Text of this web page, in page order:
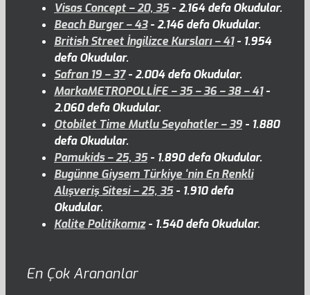
Visas Concept – 20, 35- 2.164 defa Okudular.
Beach Burger – 43- 2.146 defa Okudular.
British Street İngilizce Kursları – 41- 1.954
defa Okudular.
Safran 19 – 37- 2.004 defa Okudular.
MarkaMETROPOLLİFE – 35 – 36 – 38 – 41-
2.060 defa Okudular.
Otobilet Time Mutlu Seyahatler – 39 - 1.880
defa Okudular.
Pamukids – 25, 35- 1.890 defa Okudular.
Bugünne Giysem Türkiye ‘nin En Renkli
Alışveriş Sitesi – 25, 35- 1.910 defa
Okudular.
Kalite Politikamız- 1.540 defa Okudular.
En Çok Arananlar